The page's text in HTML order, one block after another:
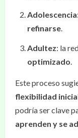
Adolescencia
refinarse.
Adultez: la
optimizado.
Este proceso
flexibilidad
podría ser clave
aprenden y se